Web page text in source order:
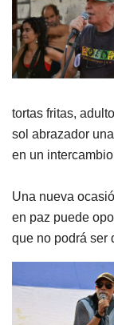
tortas fritas,
sol abrazador
en un
Una nueva
en paz puede
que no podrá ser